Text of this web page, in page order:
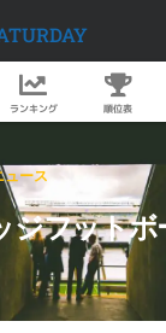
ランキング 順位表
ュース
ジフットボ